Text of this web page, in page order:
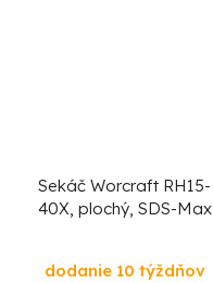
Sekáč Worcraft RH15-
40X, plochý, SDS-Max
dodanie 10 týždňov